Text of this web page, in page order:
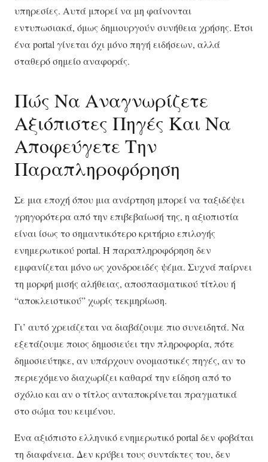
υπηρεσίες. Αυτά μπορεί να μη φαίνονται
εντυπωσιακά, όμως δημιουργούν συνήθεια χρήσης. Έτσι
ένα portal γίνεται όχι μόνο πηγή ειδήσεων, αλλά
σταθερό σημείο αναφοράς.
Πώς Να Αναγνωρίζετε
Αξιόπιστες Πηγές Και Να
Αποφεύγετε Την
Παραπληροφόρηση
Σε μια εποχή όπου μια ανάρτηση μπορεί να ταξιδέψει
γρηγορότερα από την επιβεβαίωσή της, η αξιοπιστία
είναι ίσως το σημαντικότερο κριτήριο επιλογής
ενημερωτικού portal. Η παραπληροφόρηση δεν
εμφανίζεται μόνο ως χονδροειδές ψέμα. Συχνά παίρνει
τη μορφή μισής αλήθειας, αποσπασματικού τίτλου ή
“αποκλειστικού” χωρίς τεκμηρίωση.
Γι’ αυτό χρειάζεται να διαβάζουμε πιο συνειδητά. Να
εξετάζουμε ποιος δημοσιεύει την πληροφορία, πότε
δημοσιεύτηκε, αν υπάρχουν ονομαστικές πηγές, αν το
περιεχόμενο διαχωρίζει καθαρά την είδηση από το
σχόλιο και αν ο τίτλος ανταποκρίνεται πραγματικά
στο σώμα του κειμένου.
Ένα αξιόπιστο ελληνικό ενημερωτικό portal δεν φοβάται
τη διαφάνεια. Δεν κρύβει τους συντάκτες του, δεν